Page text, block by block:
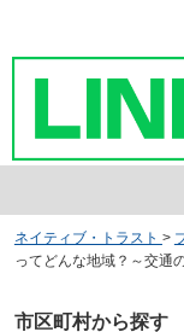
ネイティブ・トラスト >
ってどんな地域？～交通
市区町村から探す